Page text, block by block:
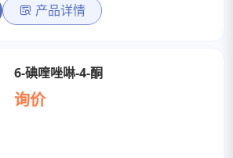
产品详情
6-碘喹唑啉-4-酮
询价